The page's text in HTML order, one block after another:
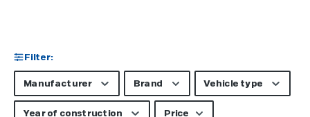
Filter:
Manufacturer Brand Vehicle type
Year of construction Price